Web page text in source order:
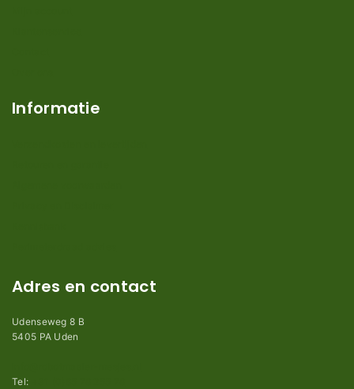
Informatie
Adres en contact
Udenseweg 8 B
5405 PA Uden
Tel: